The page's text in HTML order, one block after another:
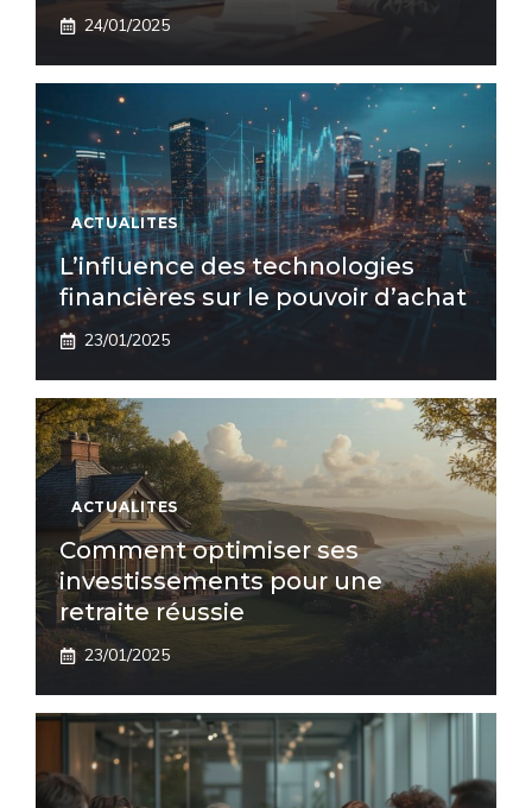
24/01/2025
ACTUALITES
L’influence des technologies
financières sur le pouvoir d’achat
23/01/2025
ACTUALITES
Comment optimiser ses
investissements pour une
retraite réussie
23/01/2025